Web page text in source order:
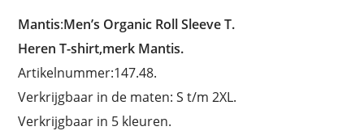
Mantis:Men’s Organic Roll Sleeve T.
Heren T-shirt,merk Mantis.
Artikelnummer:147.48.
Verkrijgbaar in de maten: S t/m 2XL.
Verkrijgbaar in 5 kleuren.